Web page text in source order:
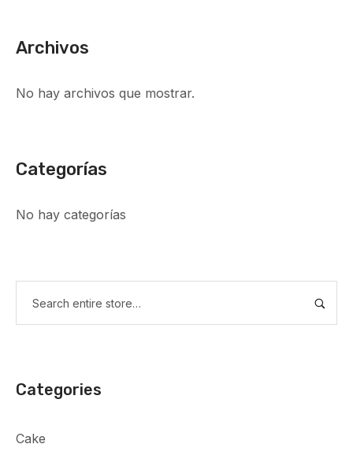
Archivos
No hay archivos que mostrar.
Categorías
No hay categorías
Categories
Cake